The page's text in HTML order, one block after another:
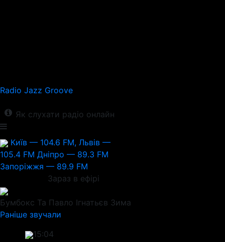
Radio Jazz Groove
Як слухати радіо онлайн
Київ — 104.6 FM, Львів —
105.4 FM Дніпро — 89.3 FM
Запоріжжя — 89.9 FM
Зараз в ефірі
Бумбокс Та Павло Ігнатьєв Зима
Раніше звучали
15:04